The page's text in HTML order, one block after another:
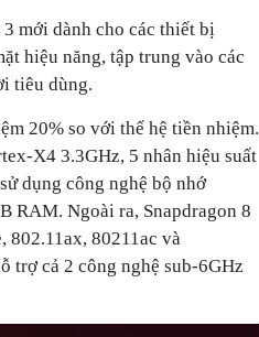
mới dành cho các thiết bị
hiệu năng, tập trung vào các
tiêu dùng.
20% so với thế hệ tiền nhiệm.
X4 3.3GHz, 5 nhân hiệu suất
dụng công nghệ bộ nhớ
RAM. Ngoài ra, Snapdragon 8
802.11ax, 80211ac và
trợ cả 2 công nghệ sub-6GHz